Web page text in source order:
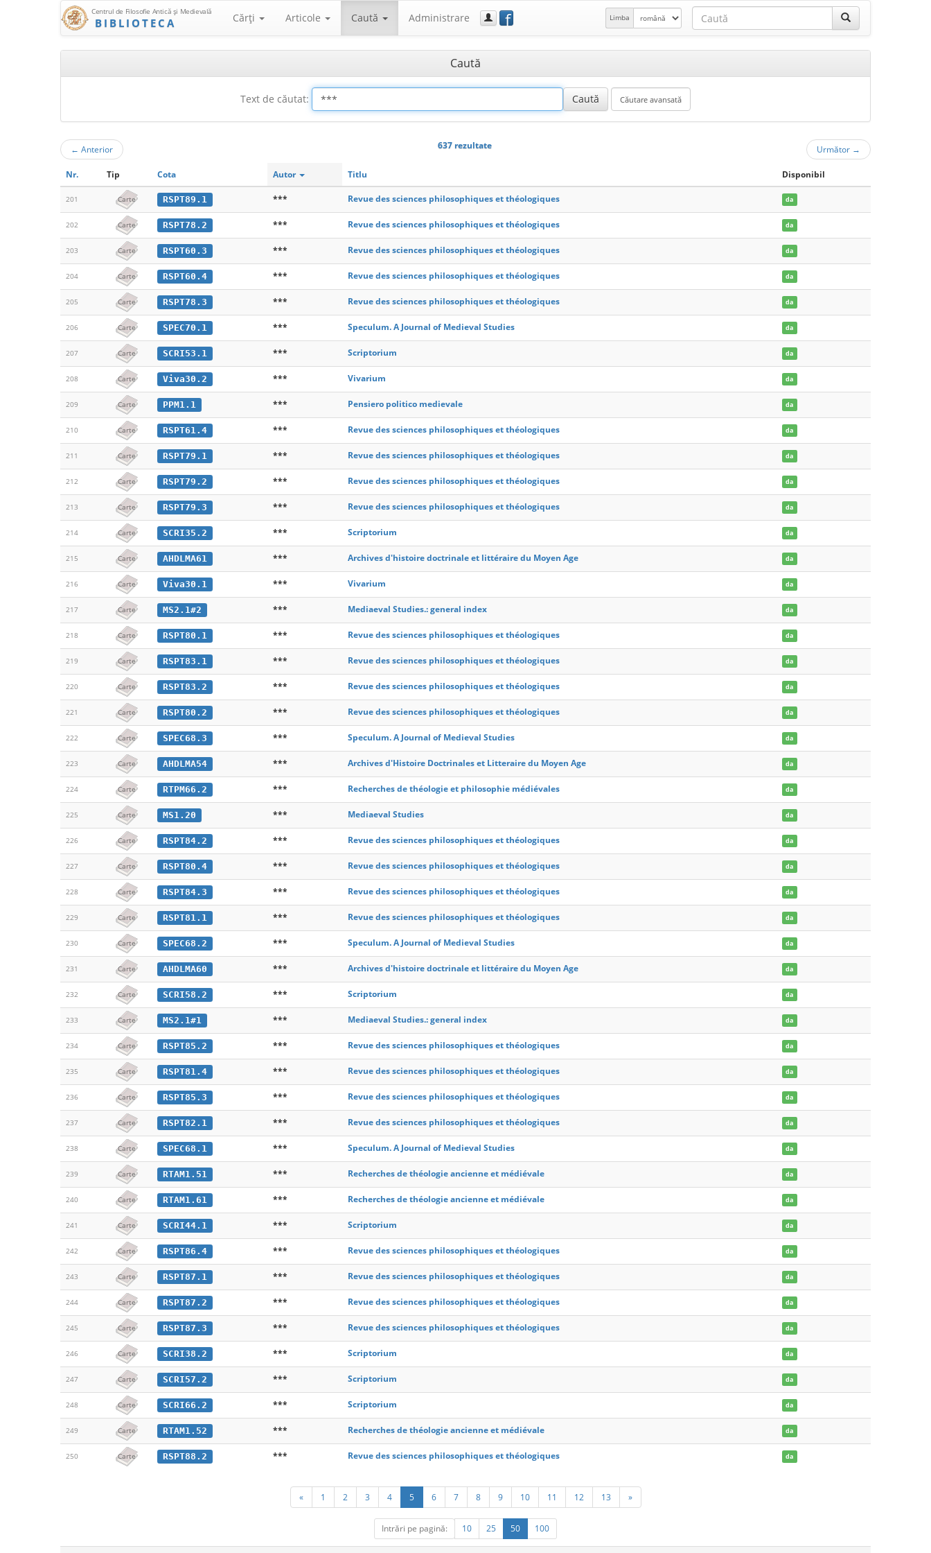
Centrul de Filosofie Antică şi Medievală
BIBLIOTECA Cărţi Articole Caută Administrare f Limba
Caută
Text de căutat:
← Anterior 637 rezultate Următor →
Nr. Tip Cota Autor Titlu Disponibil
201 Carte RSPT89.1 *** Revue des sciences philosophiques et théologiques da
202 Carte RSPT78.2 *** Revue des sciences philosophiques et théologiques da
203 Carte RSPT60.3 *** Revue des sciences philosophiques et théologiques da
204 Carte RSPT60.4 *** Revue des sciences philosophiques et théologiques da
205 Carte RSPT78.3 *** Revue des sciences philosophiques et théologiques da
206 Carte SPEC70.1 *** Speculum. A Journal of Medieval Studies da
207 Carte SCRI53.1 *** Scriptorium da
208 Carte Viva30.2 *** Vivarium da
209 Carte PPM1.1 *** Pensiero politico medievale da
210 Carte RSPT61.4 *** Revue des sciences philosophiques et théologiques da
211 Carte RSPT79.1 *** Revue des sciences philosophiques et théologiques da
212 Carte RSPT79.2 *** Revue des sciences philosophiques et théologiques da
213 Carte RSPT79.3 *** Revue des sciences philosophiques et théologiques da
214 Carte SCRI35.2 *** Scriptorium da
215 Carte AHDLMA61 *** Archives d'histoire doctrinale et littéraire du Moyen Age da
216 Carte Viva30.1 *** Vivarium da
217 Carte MS2.1#2 *** Mediaeval Studies.: general index da
218 Carte RSPT80.1 *** Revue des sciences philosophiques et théologiques da
219 Carte RSPT83.1 *** Revue des sciences philosophiques et théologiques da
220 Carte RSPT83.2 *** Revue des sciences philosophiques et théologiques da
221 Carte RSPT80.2 *** Revue des sciences philosophiques et théologiques da
222 Carte SPEC68.3 *** Speculum. A Journal of Medieval Studies da
223 Carte AHDLMA54 *** Archives d'Histoire Doctrinales et Litteraire du Moyen Age da
224 Carte RTPM66.2 *** Recherches de théologie et philosophie médiévales da
225 Carte MS1.20 *** Mediaeval Studies da
226 Carte RSPT84.2 *** Revue des sciences philosophiques et théologiques da
227 Carte RSPT80.4 *** Revue des sciences philosophiques et théologiques da
228 Carte RSPT84.3 *** Revue des sciences philosophiques et théologiques da
229 Carte RSPT81.1 *** Revue des sciences philosophiques et théologiques da
230 Carte SPEC68.2 *** Speculum. A Journal of Medieval Studies da
231 Carte AHDLMA60 *** Archives d'histoire doctrinale et littéraire du Moyen Age da
232 Carte SCRI58.2 *** Scriptorium da
233 Carte MS2.1#1 *** Mediaeval Studies.: general index da
234 Carte RSPT85.2 *** Revue des sciences philosophiques et théologiques da
235 Carte RSPT81.4 *** Revue des sciences philosophiques et théologiques da
236 Carte RSPT85.3 *** Revue des sciences philosophiques et théologiques da
237 Carte RSPT82.1 *** Revue des sciences philosophiques et théologiques da
238 Carte SPEC68.1 *** Speculum. A Journal of Medieval Studies da
239 Carte RTAM1.51 *** Recherches de théologie ancienne et médiévale da
240 Carte RTAM1.61 *** Recherches de théologie ancienne et médiévale da
241 Carte SCRI44.1 *** Scriptorium da
242 Carte RSPT86.4 *** Revue des sciences philosophiques et théologiques da
243 Carte RSPT87.1 *** Revue des sciences philosophiques et théologiques da
244 Carte RSPT87.2 *** Revue des sciences philosophiques et théologiques da
245 Carte RSPT87.3 *** Revue des sciences philosophiques et théologiques da
246 Carte SCRI38.2 *** Scriptorium da
247 Carte SCRI57.2 *** Scriptorium da
248 Carte SCRI66.2 *** Scriptorium da
249 Carte RTAM1.52 *** Recherches de théologie ancienne et médiévale da
250 Carte RSPT88.2 *** Revue des sciences philosophiques et théologiques da
« 1 2 3 4 5 6 7 8 9 10 11 12 13 »
Intrări pe pagină: 10 25 50 100